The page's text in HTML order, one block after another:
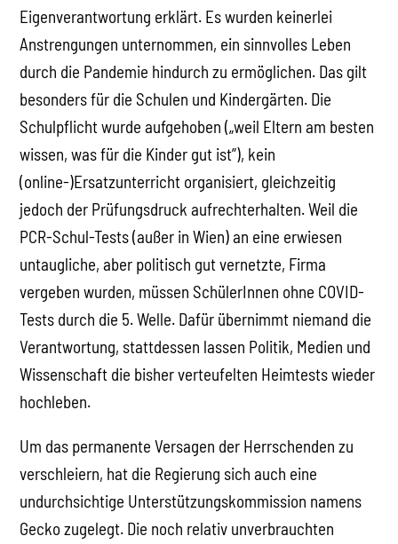
Eigenverantwortung erklärt. Es wurden keinerlei
Anstrengungen unternommen, ein sinnvolles Leben
durch die Pandemie hindurch zu ermöglichen. Das gilt
besonders für die Schulen und Kindergärten. Die
Schulpflicht wurde aufgehoben („weil Eltern am besten
wissen, was für die Kinder gut ist”), kein
(online-)Ersatzunterricht organisiert, gleichzeitig
jedoch der Prüfungsdruck aufrechterhalten. Weil die
PCR-Schul-Tests (außer in Wien) an eine erwiesen
untaugliche, aber politisch gut vernetzte, Firma
vergeben wurden, müssen SchülerInnen ohne COVID-
Tests durch die 5. Welle. Dafür übernimmt niemand die
Verantwortung, stattdessen lassen Politik, Medien und
Wissenschaft die bisher verteufelten Heimtests wieder
hochleben.
Um das permanente Versagen der Herrschenden zu
verschleiern, hat die Regierung sich auch eine
undurchsichtige Unterstützungskommission namens
Gecko zugelegt. Die noch relativ unverbrauchten